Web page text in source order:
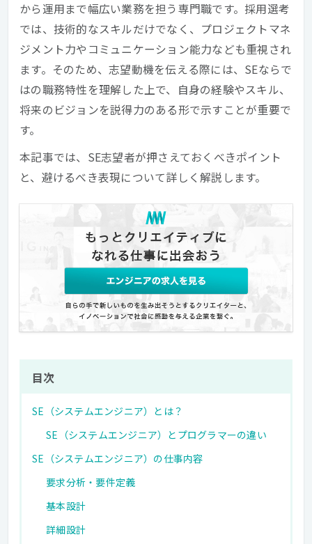
から運用まで幅広い業務を担う専門職です。採用選考
では、技術的なスキルだけでなく、プロジェクトマネ
ジメント力やコミュニケーション能力なども重視され
ます。そのため、志望動機を伝える際には、SEならで
はの職務特性を理解した上で、自身の経験やスキル、
将来のビジョンを説得力のある形で示すことが重要で
す。
本記事では、SE志望者が押さえておくべきポイント
と、避けるべき表現について詳しく解説します。
目次
SE（システムエンジニア）とは？
SE（システムエンジニア）とプログラマーの違い
SE（システムエンジニア）の仕事内容
要求分析・要件定義
基本設計
詳細設計